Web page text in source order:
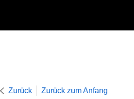
Zurück Zurück zum Anfang